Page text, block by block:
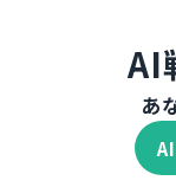
AI
あ